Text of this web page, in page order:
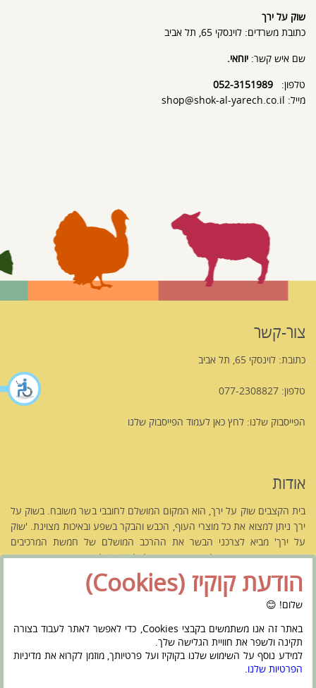
שוק על ירך
כתובת משרדים: לוינסקי 65, תל אביב
שם איש קשר: יוחאי.
טלפון:
מייל: shop@shok-al-yarech.co.il
צור-קשר
כתובת: לוינסקי 65, תל אביב
טלפון: 077-2308827
הפייסבוק שלנו: לחץ כאן לעמוד הפייסבוק שלנו
אודות
בית הקצבים שוק על ירך, הוא המקום המושלם לחובבי בשר משובח. בשוק על
ירך ניתן למצוא את כל מוצרי העוף, הכבש והבקר בשפע ובאיכות מצוינת. 'שוק
על ירך' מביא לצרכני הבשר את ההרכב המושלם של חמשת המרכיבים
העיקריים המגדירים אטליז משובח בישראל.לחץ כאן לקריאה נוספת אודותנו
ראשי מי אנחנו חנות – בית הקצבים
מדיניות פרטיות
צור קשר
הודעת קוקיז (Cookies)
שלום! 😊
באתר זה אנו משתמשים בקבצי Cookies, כדי לאפשר לאתר לעבוד בצורה
תקינה ולשפר את חוויית הגלישה שלך.
למידע נוסף על השימוש שלנו בקוקיז ועל פרטיותך, מוזמן לקרוא את מדיניות
הפרטיות שלנו.